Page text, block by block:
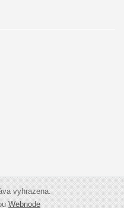
vyhrazena.
Webnode